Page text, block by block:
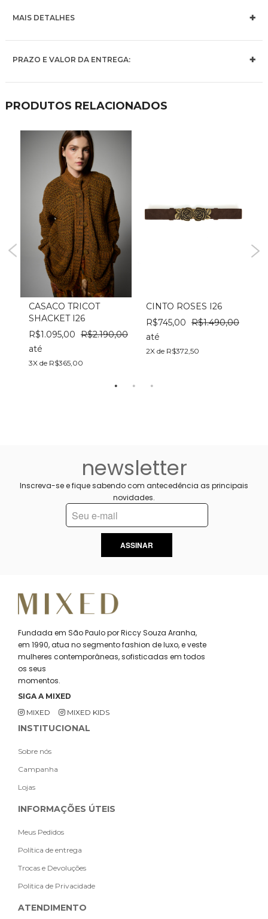
MAIS DETALHES
PRAZO E VALOR DA ENTREGA:
PRODUTOS RELACIONADOS
CASACO TRICOT
SHACKET I26
R$1.095,00 R$2.190,00
até
3X de R$365,00
CINTO ROSES I26
R$745,00 R$1.490,00
até
2X de R$372,50
newsletter
Inscreva-se e fique sabendo com antecedência as principais
novidades.
ASSINAR
Fundada em São Paulo por Riccy Souza Aranha,
em 1990, atua no segmento fashion de luxo, e veste
mulheres contemporâneas, sofisticadas em todos
os seus
momentos.
SIGA A MIXED
MIXED
MIXED KIDS
INSTITUCIONAL
Sobre nós
Campanha
Lojas
INFORMAÇÕES ÚTEIS
Meus Pedidos
Política de entrega
Trocas e Devoluções
Politica de Privacidade
ATENDIMENTO